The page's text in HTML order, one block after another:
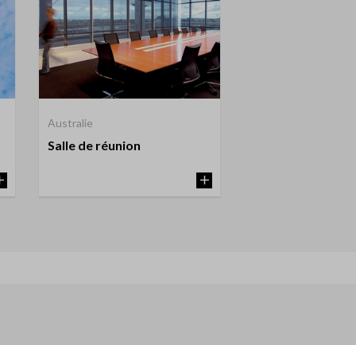
Australie
Salle de réunion